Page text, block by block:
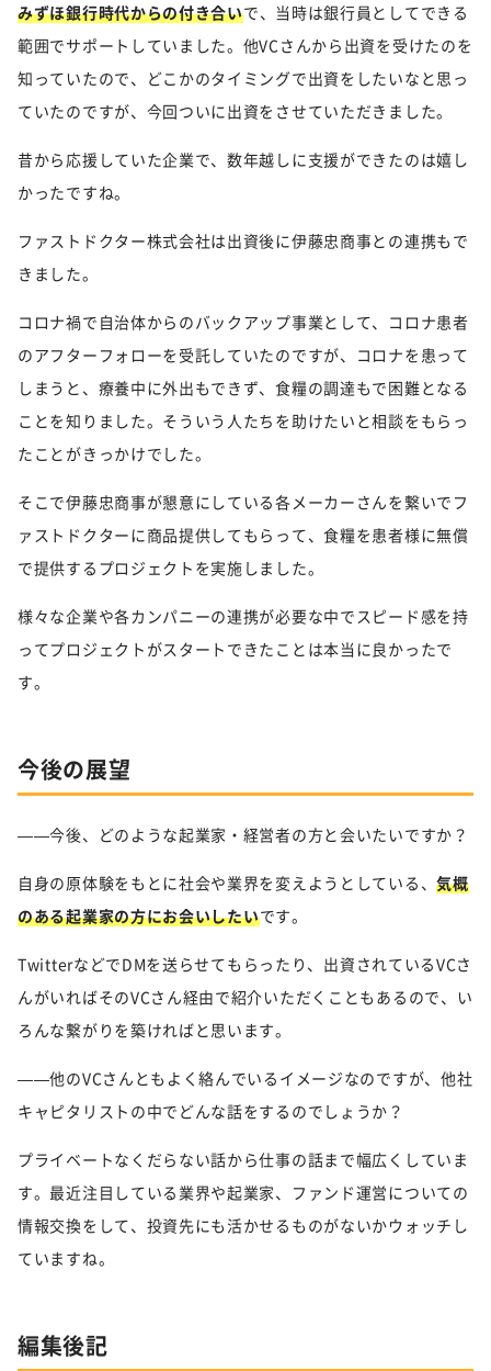
みずほ銀行時代からの付き合いで、当時は銀行員としてできる
範囲でサポートしていました。他VCさんから出資を受けたのを
知っていたので、どこかのタイミングで出資をしたいなと思っ
ていたのですが、今回ついに出資をさせていただきました。
昔から応援していた企業で、数年越しに支援ができたのは嬉し
かったですね。
ファストドクター株式会社は出資後に伊藤忠商事との連携もで
きました。
コロナ禍で自治体からのバックアップ事業として、コロナ患者
のアフターフォローを受託していたのですが、コロナを患って
しまうと、療養中に外出もできず、食糧の調達もで困難となる
ことを知りました。そういう人たちを助けたいと相談をもらっ
たことがきっかけでした。
そこで伊藤忠商事が懇意にしている各メーカーさんを繋いでフ
ァストドクターに商品提供してもらって、食糧を患者様に無償
で提供するプロジェクトを実施しました。
様々な企業や各カンパニーの連携が必要な中でスピード感を持
ってプロジェクトがスタートできたことは本当に良かったで
す。
今後の展望
——今後、どのような起業家・経営者の方と会いたいですか？
自身の原体験をもとに社会や業界を変えようとしている、気概
のある起業家の方にお会いしたいです。
TwitterなどでDMを送らせてもらったり、出資されているVCさ
んがいればそのVCさん経由で紹介いただくこともあるので、い
ろんな繋がりを築ければと思います。
——他のVCさんともよく絡んでいるイメージなのですが、他社
キャピタリストの中でどんな話をするのでしょうか？
プライベートなくだらない話から仕事の話まで幅広くしていま
す。最近注目している業界や起業家、ファンド運営についての
情報交換をして、投資先にも活かせるものがないかウォッチし
ていますね。
編集後記